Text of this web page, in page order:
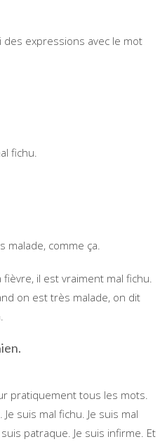
des expressions avec le mot
fichu.
malade, comme ça.
il est vraiment mal fichu.
on est très malade, on dit
pratiquement tous les mots.
suis mal fichu. Je suis mal
patraque. Je suis infirme. Et